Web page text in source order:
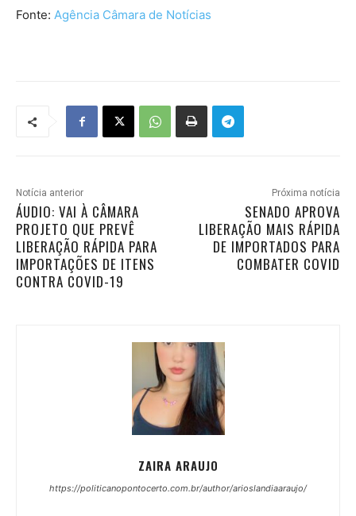
Fonte: Agência Câmara de Notícias
Notícia anterior
ÁUDIO: VAI À CÂMARA
PROJETO QUE PREVÊ
LIBERAÇÃO RÁPIDA PARA
IMPORTAÇÕES DE ITENS
CONTRA COVID-19
Próxima notícia
SENADO APROVA
LIBERAÇÃO MAIS RÁPIDA
DE IMPORTADOS PARA
COMBATER COVID
ZAIRA ARAUJO
https://politicanopontocerto.com.br/author/arioslandiaaraujo/